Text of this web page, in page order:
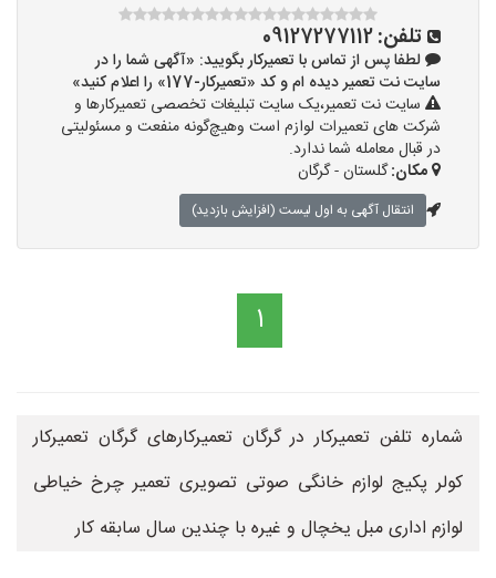
تلفن:09127277112
لطفا پس از تماس با تعمیرکار بگویید: «آگهی شما را در
سایت نت تعمیر دیده ام و کد «تعمیرکار-177» را اعلام کنید»
سایت نت تعمیر،یک سایت تبلیغات تخصصی تعمیرکارها و
شرکت های تعمیرات لوازم است وهیچ‌گونه منفعت و مسئولیتی
در قبال معامله شما ندارد.
مکان:گلستان - گرگان
انتقال آگهی به اول لیست (افزایش بازدید)
1
شماره تلفن تعمیرکار در گرگان تعمیرکارهای گرگان تعمیرکار
کولر پکیج لوازم خانگی صوتی تصویری تعمیر چرخ خیاطی
لوازم اداری مبل یخچال و غیره با چندین سال سابقه کار